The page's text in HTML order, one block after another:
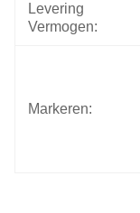
Levering
Vermogen:
Markeren: